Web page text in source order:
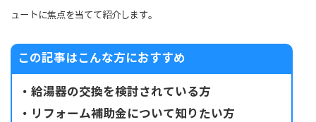
ュートに焦点を当てて紹介します。
この記事はこんな方におすすめ
・給湯器の交換を検討されている方
・リフォーム補助金について知りたい方